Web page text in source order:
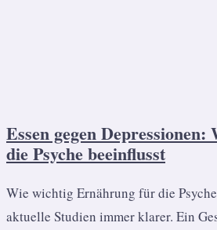
Essen gegen
die Psyche beeinflusst
Wie wichtig Ernährung für die
aktuelle Studien immer klarer. Ein